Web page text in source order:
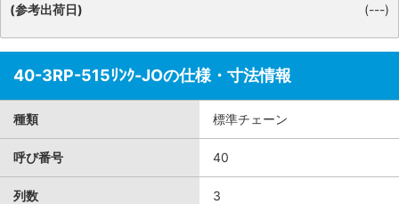
(参考出荷日)
(---)
40-3RP-515ﾘﾝｸ-JOの仕様・寸法情報
種類 標準チェーン
呼び番号 40
列数 3